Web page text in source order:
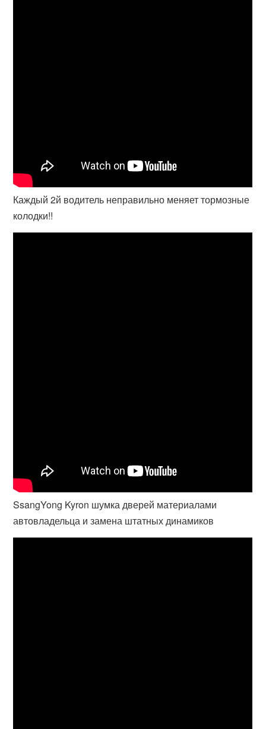
Каждый 2й водитель неправильно меняет тормозные
колодки!!
SsangYong Kyron шумка дверей материалами
автовладельца и замена штатных динамиков